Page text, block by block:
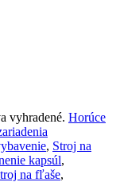
vyhradené. Horúce
, Stroj na
kapsúl,
na fľaše,